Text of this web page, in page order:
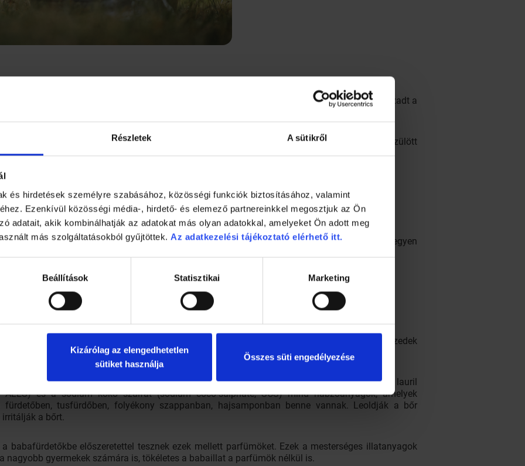
Részletek A sütikről
és hirdetések személyre szabásához, közösségi funkciók biztosításához, valamint
Ezenkívül közösségi média-, hirdető- és elemező partnereinkkel megosztjuk az Ön
adatait, akik kombinálhatják az adatokat más olyan adatokkal, amelyeket Ön adott meg
más szolgáltatásokból gyűjtöttek. Az adatkezelési tájékoztató elérhető itt.
Beállítások Statisztikai Marketing
Kizárólag az elengedhetetlen
sütiket használja
Összes süti engedélyezése
lett, mert a nyakába bukta az anyatejet vagy a tápszert, a főzeléket, a gyümölcslét, vagy beizzadt a
textillel vagy vattakoronggal. Különösen a hajlatokat, de a lapos felületeket is, főleg, ha az újszülött
pedig száraz.
, lengmagolaj, mandulaolaj, sárgabarackmag olaj, vagy makadám dió olaja.
ha víz-olaj keverékkel tisztogatunk.
rózsa. A római kamilla aromavíz gyulladáscsökkentő hatású. A felhasznált textildarab legyen
az érzékeny bőrön, akár borogatás formájában is.
habzó buborékos legyen a víz, a folyékony szappan is nagyon habosítható, mert ezt évtizedek
kapcsoljuk össze.
lauryl sulfate, SLS), szodium lauret szulfát (sodium laureth sulfate, SLES), az ammónium lauril
és a sodium koko szulfát (sodium coco-sulphate, SCS) mind habzóanyagok, amelyek
tusfürdőben, folyékony szappanban, hajsamponban benne vannak. Leoldják a bőr
irritálják a bőrt.
babafürdetőkbe előszeretettel tesznek ezek mellett parfümöket. Ezek a mesterséges illatanyagok
nagyobb gyermekek számára is, tökéletes a babaillat a parfümök nélkül is.